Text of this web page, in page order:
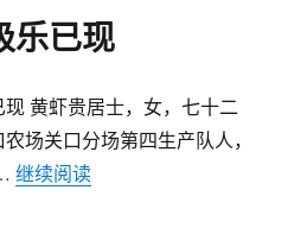
已现
黄虾贵居士，女，七十二
场关口分场第四生产队人，
…继续阅读